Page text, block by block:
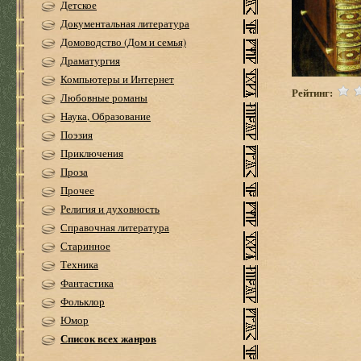
Детское
Документальная литература
Домоводство (Дом и семья)
Драматургия
Компьютеры и Интернет
Любовные романы
Наука, Образование
Поэзия
Приключения
Проза
Прочее
Религия и духовность
Справочная литература
Старинное
Техника
Фантастика
Фольклор
Юмор
Список всех жанров
Рейтинг: